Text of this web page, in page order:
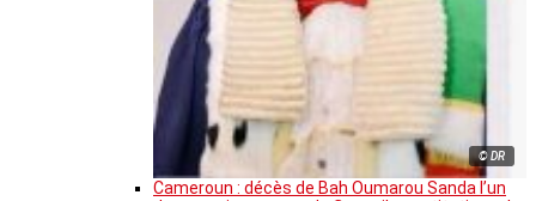
© DR
Cameroun : décès de Bah Oumarou Sanda l’un